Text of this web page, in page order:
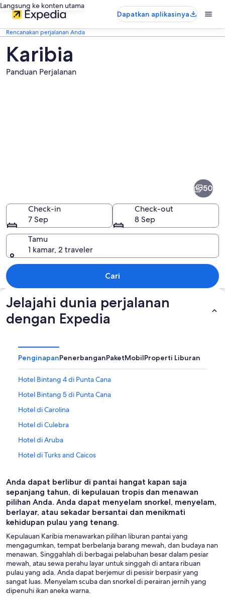
Langsung ke konten utama
Dapatkan aplikasinya
Rencanakan perjalanan Anda
Karibia
Panduan Perjalanan
50
Check-in
7 Sep
Check-out
8 Sep
Tamu
1 kamar, 2 traveler
Cari
Jelajahi dunia perjalanan
dengan Expedia
PenginapanPenerbanganPaketMobilProperti Liburan
Hotel Bintang 4 di Punta Cana
Hotel Bintang 5 di Punta Cana
Hotel di Carolina
Hotel di Culebra
Hotel di Aruba
Hotel di Turks and Caicos
Hotel di Las Terrenas
Hotel di Nassau
Hotel di Negril
Hotel di Ponce
Hotel di Providenciales
Hotel di Puerto Plata
Hostel di Punta Cana
Anda dapat berlibur di pantai hangat kapan saja
sepanjang tahun, di kepulauan tropis dan menawan
pilihan Anda. Anda dapat menyelam snorkel, menyelam,
berlayar, atau sekadar bersantai dan menikmati
kehidupan pulau yang tenang.
Kepulauan Karibia menawarkan pilihan liburan pantai yang
mengagumkan, tempat berbelanja barang mewah, dan budaya nan
menawan. Singgahlah di berbagai pelabuhan besar dalam pesiar
mewah, atau sewa perahu layar untuk singgah di antara ribuan
pulau yang ada. Anda dapat berjemur di pesisir berpasir yang
sangat luas. Menyelam scuba dan snorkel di perairan jernih yang
dipenuhi ikan aneka warna.